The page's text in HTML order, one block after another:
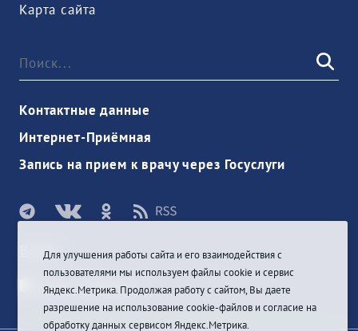
Карта сайта
Контактные данные
Интернет-Приёмная
Запись на прием к врачу через Госуслуги
ВойтиДля улучшения работы сайта и его взаимодействия с
пользователями мы используем файлы cookie и сервис
Яндекс.Метрика. Продолжая работу с сайтом, Вы даете
разрешение на использование cookie-файлов и согласие на
обработку данных сервисом Яндекс.Метрика.